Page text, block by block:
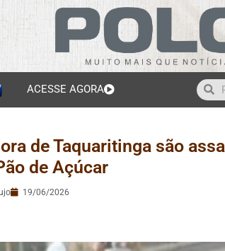
ACESSE AGORA
de Taquaritinga são
de Açúcar
19/06/2026